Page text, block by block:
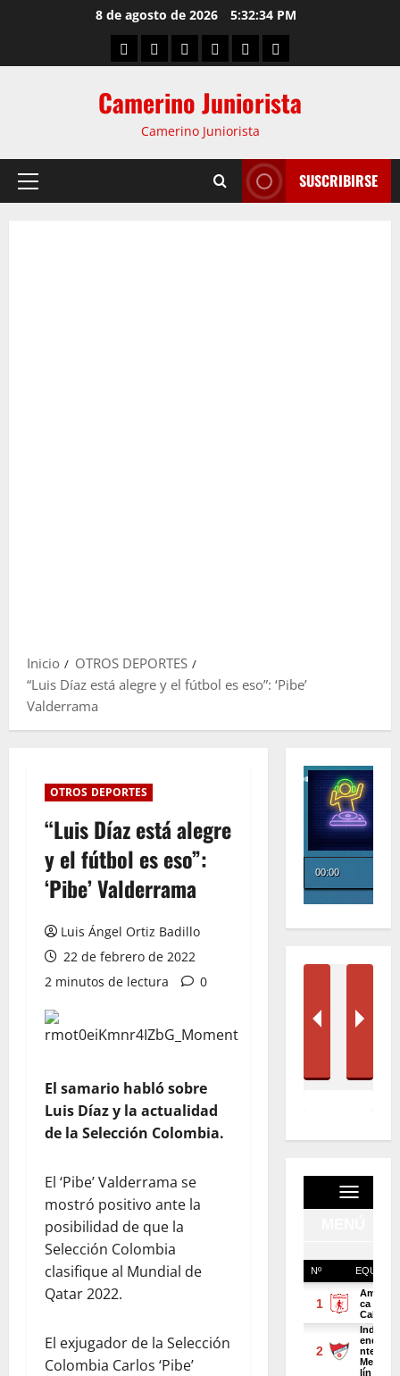
8 de agosto de 2026 5:32:35 PM
Camerino Juniorista
Camerino Juniorista
SUSCRIBIRSE
Inicio
OTROS DEPORTES
“Luis Díaz está alegre y el fútbol es eso”: ‘Pibe’
Valderrama
OTROS DEPORTES
“Luis Díaz está alegre
y el fútbol es eso”:
‘Pibe’ Valderrama
Luis Ángel Ortiz Badillo
22 de febrero de 2022
2 minutos de lectura
0
El samario habló sobre
Luis Díaz y la actualidad
de la Selección Colombia.
El ‘Pibe’ Valderrama se
mostró positivo ante la
posibilidad de que la
Selección Colombia
clasifique al Mundial de
Qatar 2022.
El exjugador de la Selección
Colombia Carlos ‘Pibe’